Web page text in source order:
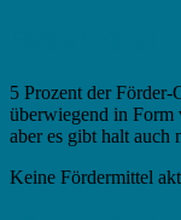
5 Prozent der
überwiegend in Form
aber es gibt halt auch
Keine Fördermittel